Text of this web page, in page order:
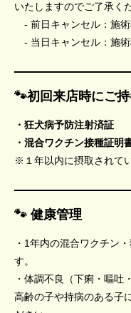
いたしますのでご了承く
- 前日キャンセル：施
- 当日キャンセル：施
🐾初回来店時にご
・狂犬病予防注射済証
・混合ワクチン接種証明
※１年以内に摂取されて
🐾 健康管理
・1年内の混合ワクチン
す。
・体調不良（下痢・嘔吐
高齢の子や持病のある子